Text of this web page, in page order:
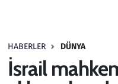
HABERLER DÜNYA
İsrail
Haber
Kültür Sanat